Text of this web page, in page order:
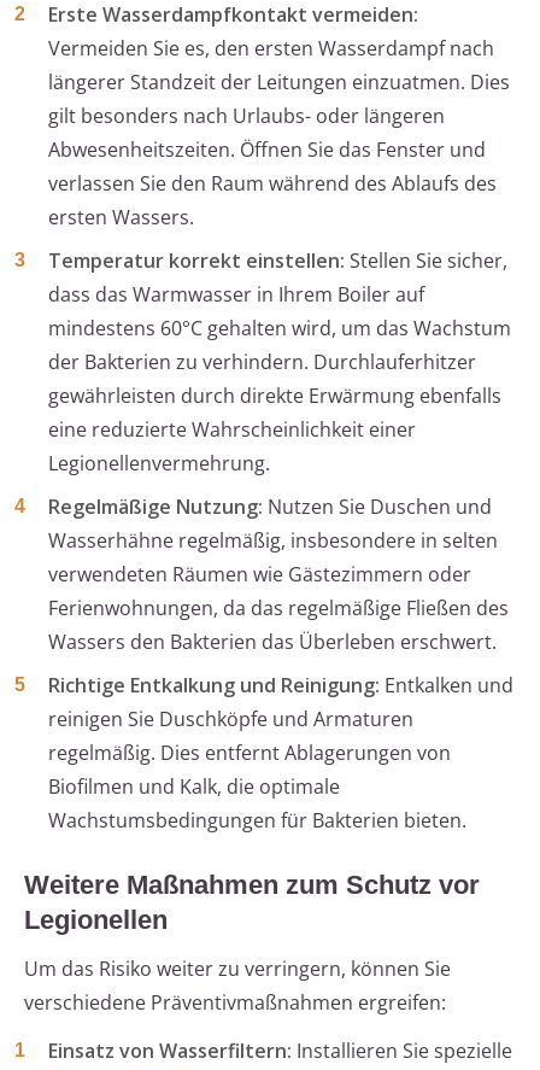
Erste Wasserdampfkontakt vermeiden:
Vermeiden Sie es, den ersten Wasserdampf nach
längerer Standzeit der Leitungen einzuatmen. Dies
gilt besonders nach Urlaubs- oder längeren
Abwesenheitszeiten. Öffnen Sie das Fenster und
verlassen Sie den Raum während des Ablaufs des
ersten Wassers.
Temperatur korrekt einstellen: Stellen Sie sicher,
dass das Warmwasser in Ihrem Boiler auf
mindestens 60°C gehalten wird, um das Wachstum
der Bakterien zu verhindern. Durchlauferhitzer
gewährleisten durch direkte Erwärmung ebenfalls
eine reduzierte Wahrscheinlichkeit einer
Legionellenvermehrung.
Regelmäßige Nutzung: Nutzen Sie Duschen und
Wasserhähne regelmäßig, insbesondere in selten
verwendeten Räumen wie Gästezimmern oder
Ferienwohnungen, da das regelmäßige Fließen des
Wassers den Bakterien das Überleben erschwert.
Richtige Entkalkung und Reinigung: Entkalken und
reinigen Sie Duschköpfe und Armaturen
regelmäßig. Dies entfernt Ablagerungen von
Biofilmen und Kalk, die optimale
Wachstumsbedingungen für Bakterien bieten.
Weitere Maßnahmen zum Schutz vor
Legionellen
Um das Risiko weiter zu verringern, können Sie
verschiedene Präventivmaßnahmen ergreifen:
Einsatz von Wasserfiltern: Installieren Sie spezielle